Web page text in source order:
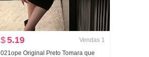
$5.19 Vendas 1
021ope Original Preto Tomara que